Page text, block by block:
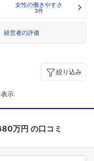
女性の働きやすさ
3件
経営者の評価
絞り込み
示
万円 の口コミ